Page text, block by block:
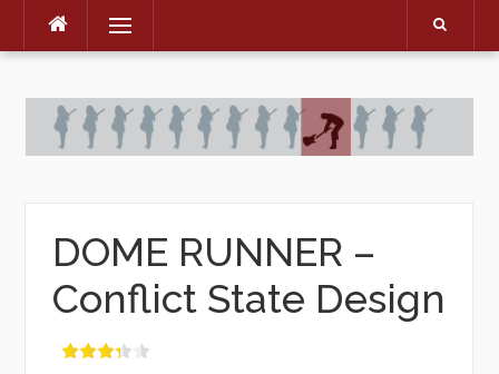
Skip
Menu
DOME RUNNER –
Conflict State Design